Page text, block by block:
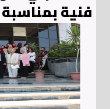
فنية بمناسبة ثورة